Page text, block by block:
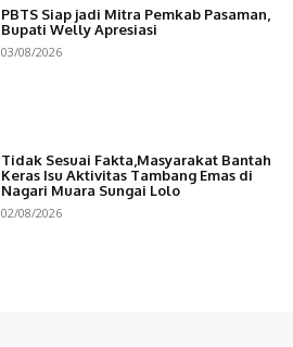
PBTS Siap jadi Mitra Pemkab Pasaman,
Bupati Welly Apresiasi
03/08/2026
Tidak Sesuai Fakta,Masyarakat Bantah
Keras Isu Aktivitas Tambang Emas di
Nagari Muara Sungai Lolo
02/08/2026